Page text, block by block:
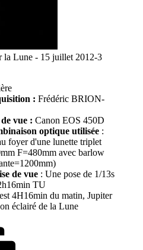
la Lune - 15 juillet 2012-3
: Frédéric BRION-
vue : Canon EOS 450D
optique utilisée :
foyer d'une lunette triplet
F=480mm avec barlow
de vue : Une pose de 1/13s
TU
4H16min du matin, Jupiter
éclairé de la Lune